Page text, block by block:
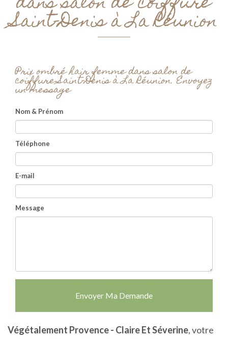
Saint-Denis à La Réunion
Prix ombré hair femme dans salon de
coiffure Saint-Denis à La Réunion.Envoyez
un message
Nom & Prénom
Téléphone
E-mail
Message
Envoyer Ma Demande
Végétalement Provence - Claire Et Séverine, votre